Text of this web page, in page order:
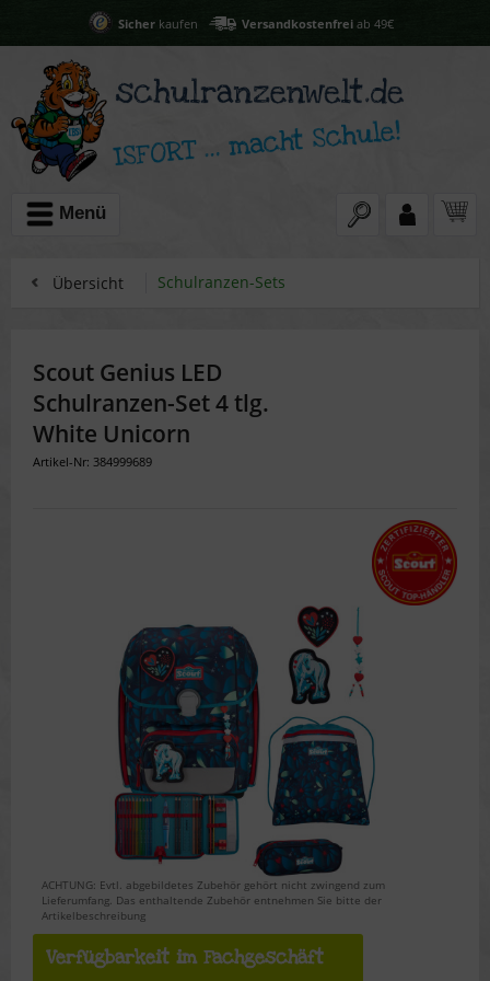
Sicherkaufen Versandkostenfreiab 49€
Menü
Übersicht Schulranzen-Sets
Scout Genius LED
Schulranzen-Set 4 tlg.
White Unicorn
Artikel-Nr: 384999689
ACHTUNG: Evtl. abgebildetes Zubehör gehört nicht zwingend zum
Lieferumfang. Das enthaltende Zubehör entnehmen Sie bitte der
Artikelbeschreibung
Verfügbarkeit im Fachgeschäft